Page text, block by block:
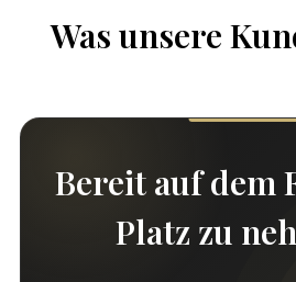
Was unsere
Bereit auf dem
Platz zu